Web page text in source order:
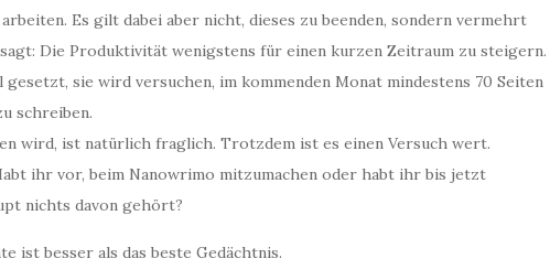
Es gilt dabei aber nicht, dieses zu beenden, sondern vermehrt
Die Produktivität wenigstens für einen kurzen Zeitraum zu steigern.
gesetzt, sie wird versuchen, im kommenden Monat mindestens 70 Seiten
schreiben.
wird, ist natürlich fraglich. Trotzdem ist es einen Versuch wert.
ihr vor, beim Nanowrimo mitzumachen oder habt ihr bis jetzt
nichts davon gehört?
ist besser als das beste Gedächtnis.